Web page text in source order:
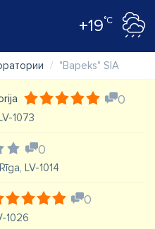
+19°C
"Bapeks" SIA
0
1073
0
LV-1014
0
1026